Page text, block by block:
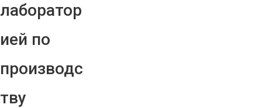
лаборатор
ией по
производс
тву